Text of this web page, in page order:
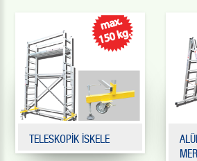
TELESKOPİK İSKELE